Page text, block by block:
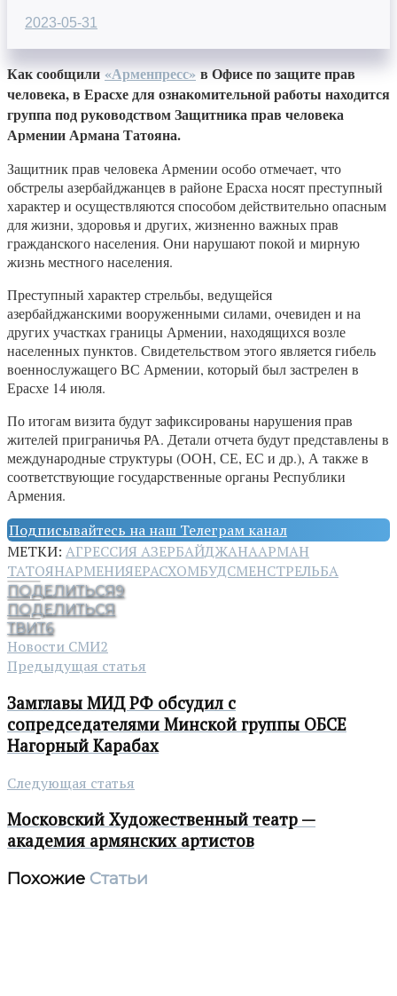
2023-05-31
Как сообщили«Арменпресс»в Офисе по защите прав
человека, в Ерасхе для ознакомительной работы находится
группа под руководством Защитника прав человека
Армении Армана Татояна.
Защитник прав человека Армении особо отмечает, что
обстрелы азербайджанцев в районе Ерасха носят преступный
характер и осуществляются способом действительно опасным
для жизни, здоровья и других, жизненно важных прав
гражданского населения. Они нарушают покой и мирную
жизнь местного населения.
Преступный характер стрельбы, ведущейся
азербайджанскими вооруженными силами, очевиден и на
других участках границы Армении, находящихся возле
населенных пунктов. Свидетельством этого является гибель
военнослужащего ВС Армении, который был застрелен в
Ерасхе 14 июля.
По итогам визита будут зафиксированы нарушения прав
жителей приграничья РА. Детали отчета будут представлены в
международные структуры (ООН, СЕ, ЕС и др.), А также в
соответствующие государственные органы Республики
Армения.
Подписывайтесь на наш Телеграм канал
МЕТКИ: АГРЕССИЯ АЗЕРБАЙДЖАНААРМАН
ТАТОЯНАРМЕНИЯЕРАСХОМБУДСМЕНСТРЕЛЬБА
ПОДЕЛИТЬСЯ9
ПОДЕЛИТЬСЯ
ТВИТ6
Новости СМИ2
Предыдущая статья
Замглавы МИД РФ обсудил с
сопредседателями Минской группы ОБСЕ
Нагорный Карабах
Следующая статья
Московский Художественный театр —
академия армянских артистов
Похожие Статьи